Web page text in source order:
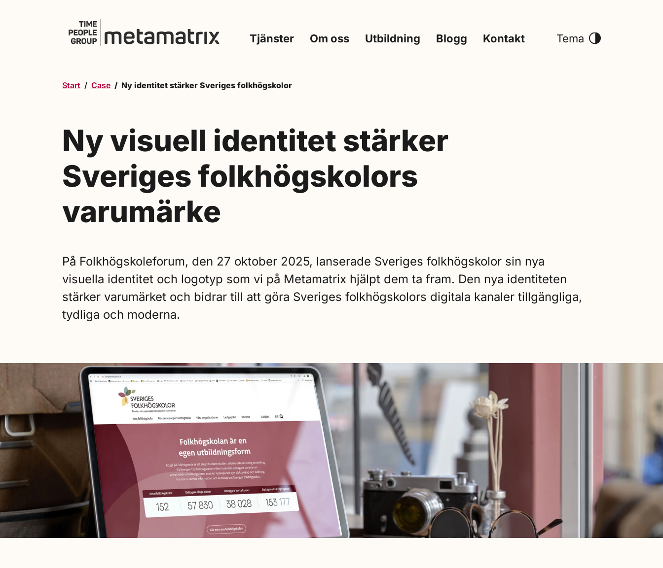
Tjänster Om oss Utbildning Blogg Kontakt Tema
Start Case Ny identitet stärker Sveriges folkhögskolor
Ny visuell identitet stärker
Sveriges folkhögskolors
varumärke
På Folkhögskoleforum, den 27 oktober 2025, lanserade Sveriges folkhögskolor sin nya
visuella identitet och logotyp som vi på Metamatrix hjälpt dem ta fram. Den nya identiteten
stärker varumärket och bidrar till att göra Sveriges folkhögskolors digitala kanaler tillgängliga,
tydliga och moderna.